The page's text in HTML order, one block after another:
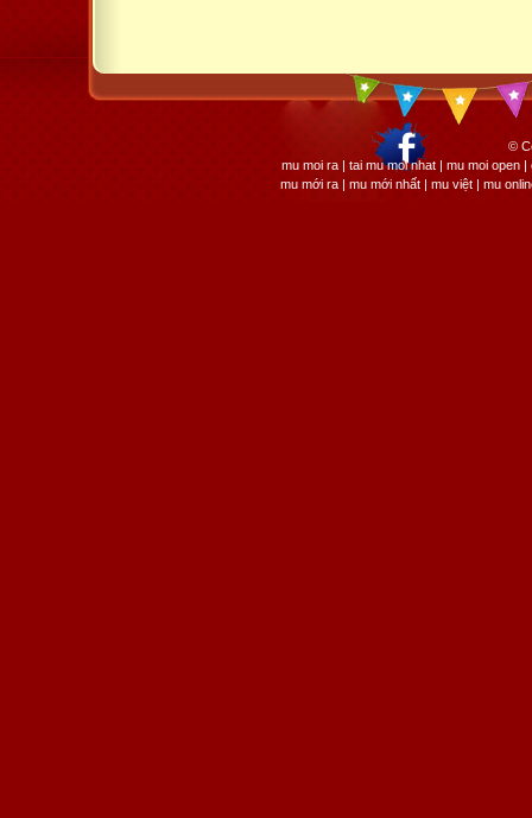
©
mu moi ra | tai mu moi nhat | mu moi open
mu mới ra | mu mới nhất | mu việt | mu